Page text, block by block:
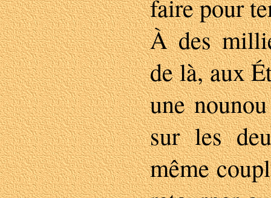
faire pour
À des
de là, aux
une
sur les
même